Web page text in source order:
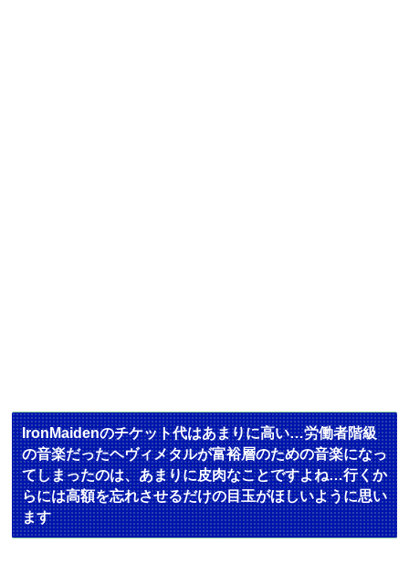
IronMaidenのチケット代はあまりに高い…労働者階級
の音楽だったヘヴィメタルが富裕層のための音楽になっ
てしまったのは、あまりに皮肉なことですよね…行くか
らには高額を忘れさせるだけの目玉がほしいように思い
ます